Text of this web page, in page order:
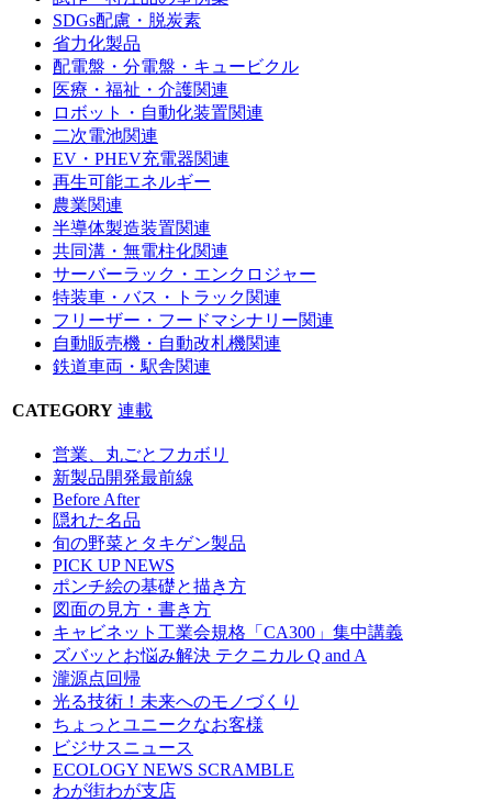
SDGs配慮・脱炭素
省力化製品
配電盤・分電盤・キュービクル
医療・福祉・介護関連
ロボット・自動化装置関連
二次電池関連
EV・PHEV充電器関連
再生可能エネルギー
農業関連
半導体製造装置関連
共同溝・無電柱化関連
サーバーラック・エンクロジャー
特装車・バス・トラック関連
フリーザー・フードマシナリー関連
自動販売機・自動改札機関連
鉄道車両・駅舎関連
CATEGORY 連載
営業、丸ごとフカボリ
新製品開発最前線
Before After
隠れた名品
旬の野菜とタキゲン製品
PICK UP NEWS
ポンチ絵の基礎と描き方
図面の見方・書き方
キャビネット工業会規格「CA300」集中講義
ズバッとお悩み解決 テクニカル Q and A
瀧源点回帰
光る技術！未来へのモノづくり
ちょっとユニークなお客様
ビジサスニュース
ECOLOGY NEWS SCRAMBLE
わが街わが支店